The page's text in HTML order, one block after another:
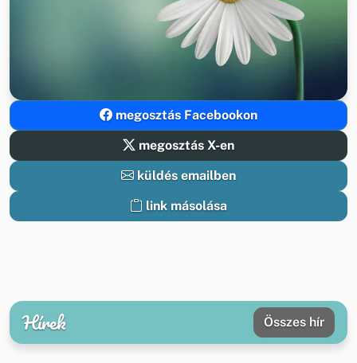
megosztás Facebookon
megosztás X-en
küldés emailben
link másolása
Hírek Összes hír